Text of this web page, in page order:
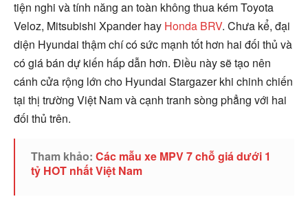
tiện nghi và tính năng an toàn không thua kém Toyota
Veloz, Mitsubishi Xpander hay Honda BRV. Chưa kể, đại
diện Hyundai thậm chí có sức mạnh tốt hơn hai đối thủ và
có giá bán dự kiến hấp dẫn hơn. Điều này sẽ tạo nên
cánh cửa rộng lớn cho Hyundai Stargazer khi chinh chiến
tại thị trường Việt Nam và cạnh tranh sòng phẳng với hai
đối thủ trên.
Tham khảo: Các mẫu xe MPV 7 chỗ giá dưới 1
tỷ HOT nhất Việt Nam